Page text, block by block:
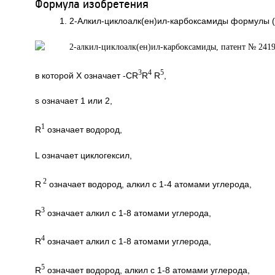
Формула изобретения
1. 2-Алкил-циклоалк(ен)ил-карбоксамиды формулы
в которой X означает -CR3R4R5,
s означает 1 или 2,
R1означает водород,
L означает циклогексил,
R 2означает водород, алкил с 1-4 атомами углерода,
R3означает алкил с 1-8 атомами углерода,
R4означает алкил с 1-8 атомами углерода,
R5означает водород, алкил с 1-8 атомами углерода,